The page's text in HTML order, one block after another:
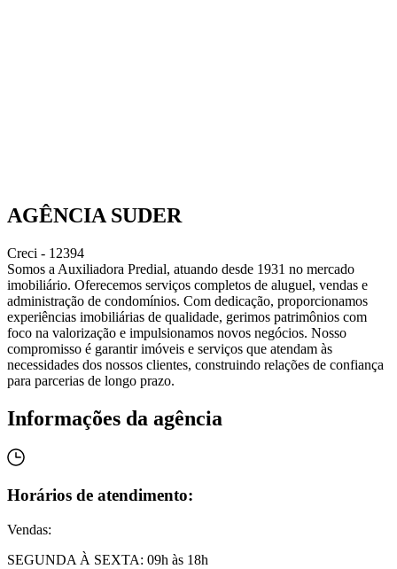
AGÊNCIA SUDER
Creci - 12394
Somos a Auxiliadora Predial, atuando desde 1931 no mercado
imobiliário. Oferecemos serviços completos de aluguel, vendas e
administração de condomínios. Com dedicação, proporcionamos
experiências imobiliárias de qualidade, gerimos patrimônios com
foco na valorização e impulsionamos novos negócios. Nosso
compromisso é garantir imóveis e serviços que atendam às
necessidades dos nossos clientes, construindo relações de confiança
para parcerias de longo prazo.
Informações da agência
Horários de atendimento:
Vendas:
SEGUNDA À SEXTA: 09h às 18h